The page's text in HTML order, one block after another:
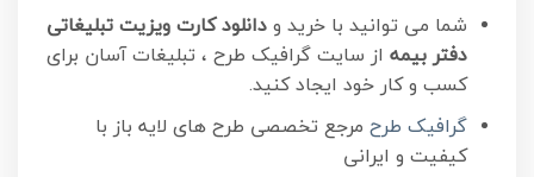
شما می توانید با خرید و دانلود کارت ویزیت تبلیغاتی
دفتر بیمهاز سایت گرافیک طرح ، تبلیغات آسان برای
کسب و کار خود ایجاد کنید.
گرافیک طرحمرجع تخصصی طرح های لایه باز با
کیفیت و ایرانی